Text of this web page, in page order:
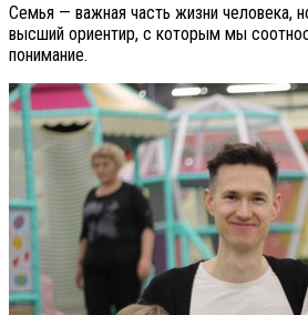
Семья — важная часть жизни человека,
высший ориентир, с которым мы
понимание.